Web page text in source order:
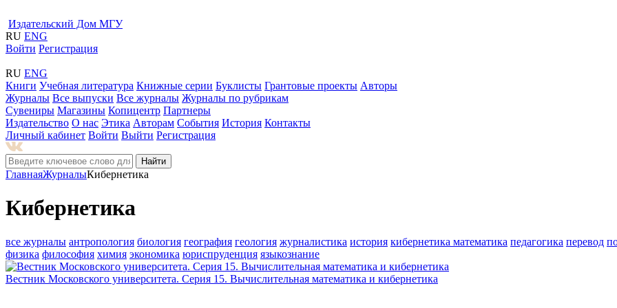
Издательский Дом МГУ
RU ENG
Войти Регистрация
RU ENG
Книги Учебная литература Книжные серии Буклисты Грантовые проекты Авторы
Журналы Все выпуски Все журналы Журналы по рубрикам
Сувениры Магазины Копицентр Партнеры
Издательство О нас Этика Авторам События История Контакты
Личный кабинет Войти Выйти Регистрация
Найти
ГлавнаяЖурналыКибернетика
Кибернетика
все журналы антропология биология география геология журналистика история кибернетика математика педагогика перевод
физика философия химия экономика юриспруденция языкознание
Вестник Московского университета. Серия 15. Вычислительная математика и кибернетика